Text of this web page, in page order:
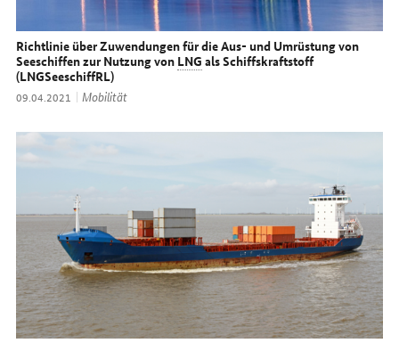
Richtlinie über Zuwendungen für die Aus- und Umrüstung von
Seeschiffen zur Nutzung von LNG als Schiffskraftstoff
(LNGSeeschiffRL)
Datum:
09.04.2021 Thema:
Mobilität